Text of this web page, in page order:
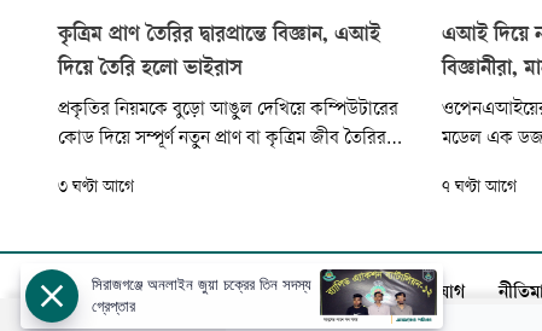
কৃত্রিম প্রাণ তৈরির দ্বারপ্রান্তে বিজ্ঞান, এআই
দিয়ে তৈরি হলো ভাইরাস
প্রকৃতির নিয়মকে বুড়ো আঙুল দেখিয়ে কম্পিউটারের
কোড দিয়ে সম্পূর্ণ নতুন প্রাণ বা কৃত্রিম জীব তৈরির
বুদ্ধিমত্তা বা এআই ব্যবহার করে ইতিহাসে প্রথমবারের
নকশা) তৈরি করেছেন মার্কিন যুক্তরাষ্ট্রের বিজ্ঞানীরা।
৩ ঘণ্টা আগে
এআই দিয়ে
বিজ্ঞানীরা,
ওপেনএআইয়ের
মডেল এক
স্ট্যানফোর্ড
প্রশিক্ষিত
মাধ্যমে আগে
৭ ঘণ্টা আগে
আজকের পত্রিকা বিজ্ঞাপন সার্কুলেশন যোগাযোগ
সিরাজগঞ্জে অনলাইন জুয়া চক্রের তিন সদস্য
গ্রেপ্তার